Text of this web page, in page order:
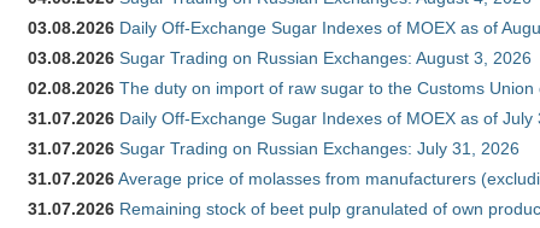
03.08.2026 Daily Off-Exchange Sugar Indexes of MOEX as of
03.08.2026 Sugar Trading on Russian Exchanges: August 3, 2026
02.08.2026 The duty on import of raw sugar to the Customs
31.07.2026 Daily Off-Exchange Sugar Indexes of MOEX as of July
31.07.2026 Sugar Trading on Russian Exchanges: July 31, 2026
31.07.2026Average price of molasses from manufacturers
31.07.2026 Remaining stock of beet pulp granulated of own